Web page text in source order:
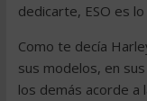
dedicarte, ESO es
Como te decía
sus modelos, en
los demás acorde a